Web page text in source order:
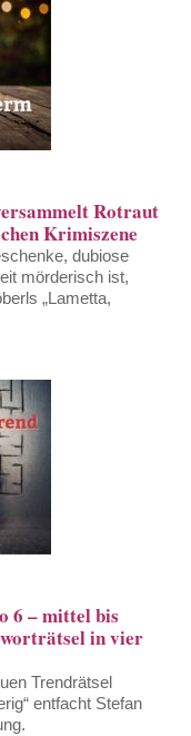
Rotraut
Krimiszene
dubiose
mörderisch ist,
„Lametta,
6 – mittel bis
in vier
Trendrätsel
entfacht Stefan